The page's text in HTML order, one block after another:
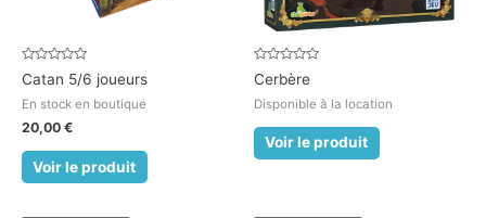
Note
0
5
Catan 5/6 joueurs
En stock en boutique
20,00 €
Voir le produit
Note
0
5
Cerbère
Disponible à la location
Voir le produit